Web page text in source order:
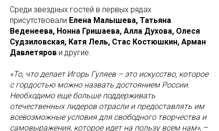
Среди звездных гостей в первых рядах
присутствовали Елена Малышева, Татьяна
Веденеева, Нонна Гришаева, Алла Духова, Олеся
Судзиловская, Катя Лель, Стас Костюшкин, Арман
Давлетяров и другие.
«То, что делает Игорь Гуляев – это искусство, которое
с гордостью можно назвать достоянием России.
Необходимо еще больше поддерживать
отечественных лидеров отрасли и предоставлять им
всевозможные условия для свободного творчества и
самовыражения, которое идет на пользу всем нам», –